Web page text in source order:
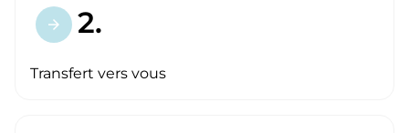
arrow_forward 2.
Transfert vers vous